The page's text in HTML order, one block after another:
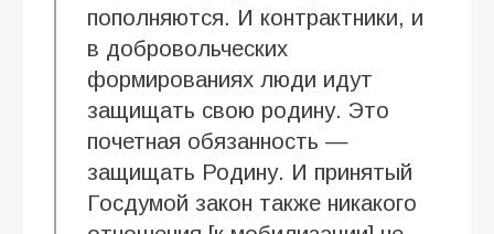
пополняются. И контрактники, и
в добровольческих
формированиях люди идут
защищать свою родину. Это
почетная обязанность —
защищать Родину. И принятый
Госдумой закон также никакого